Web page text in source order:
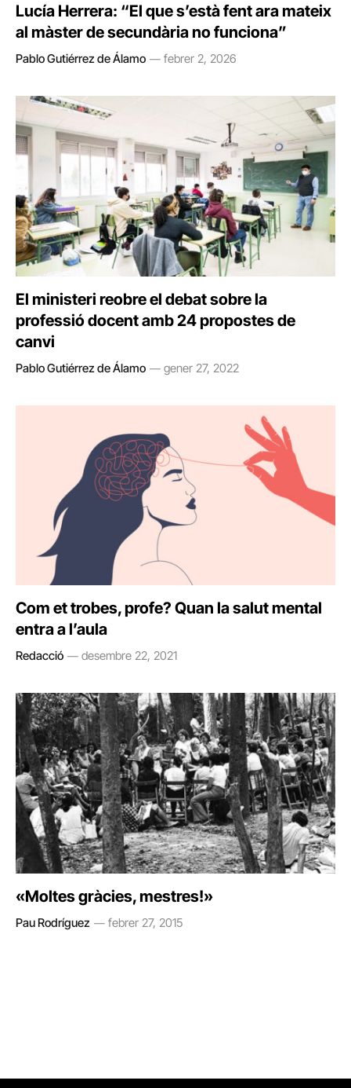
Lucía Herrera: “El que s’està fent ara mateix
al màster de secundària no funciona”
Pablo Gutiérrez de Álamo febrer 2, 2026
El ministeri reobre el debat sobre la
professió docent amb 24 propostes de
canvi
Pablo Gutiérrez de Álamo gener 27, 2022
Com et trobes, profe? Quan la salut mental
entra a l’aula
Redacció desembre 22, 2021
«Moltes gràcies, mestres!»
Pau Rodríguez febrer 27, 2015